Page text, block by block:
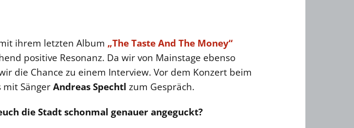
ihrem letzten Album „The Taste And The Money“
positive Resonanz. Da wir von Mainstage ebenso
die Chance zu einem Interview. Vor dem Konzert beim
SängerAndreas Spechtl zum Gespräch.
die Stadt schonmal genauer angeguckt?